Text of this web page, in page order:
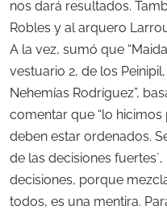
nos dará resultados.
Robles y al arquero
A la vez, sumó que
vestuario 2, de los
Nehemías Rodríguez”,
comentar que “lo
deben estar ordenados.
de las decisiones
decisiones, porque
todos, es una mentira.